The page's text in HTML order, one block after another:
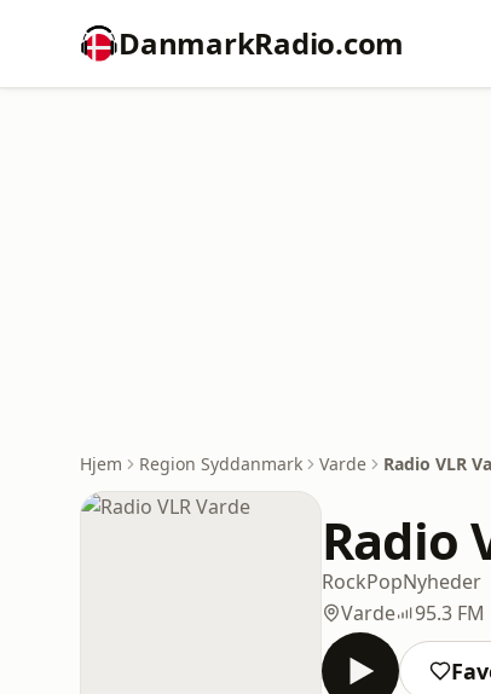
DanmarkRadio.com
Hjem Region Syddanmark Varde Radio VLR
Radio
RockPopNyheder
Varde
95.3 FM